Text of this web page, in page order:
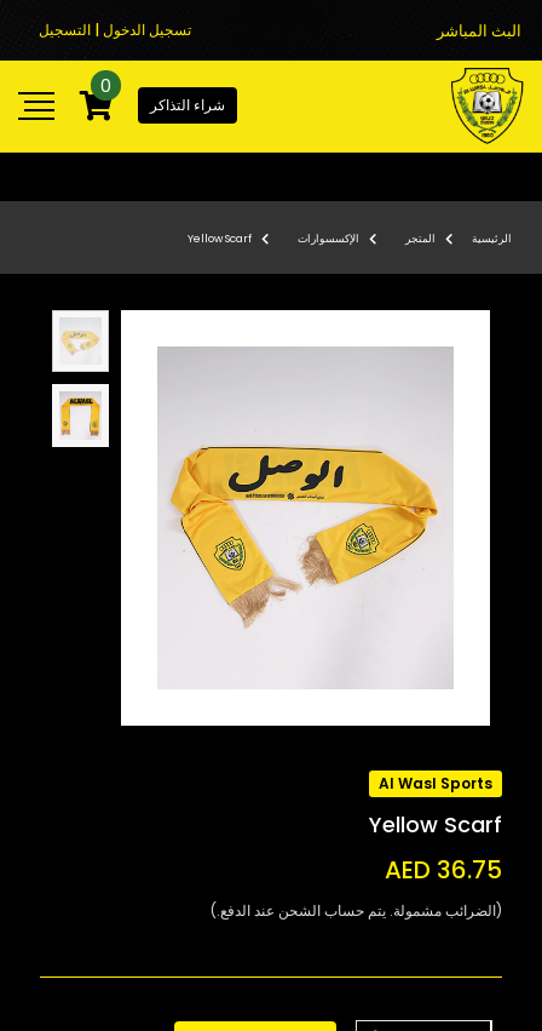
البث المباشر تسجيل الدخول | التسجيل
شراء التذاكر
0
الرئيسية المتجر الإكسسوارات Yellow Scarf
Al Wasl Sports
Yellow Scarf
AED 36.75
(الضرائب مشمولة. يتم حساب الشحن عند الدفع.)